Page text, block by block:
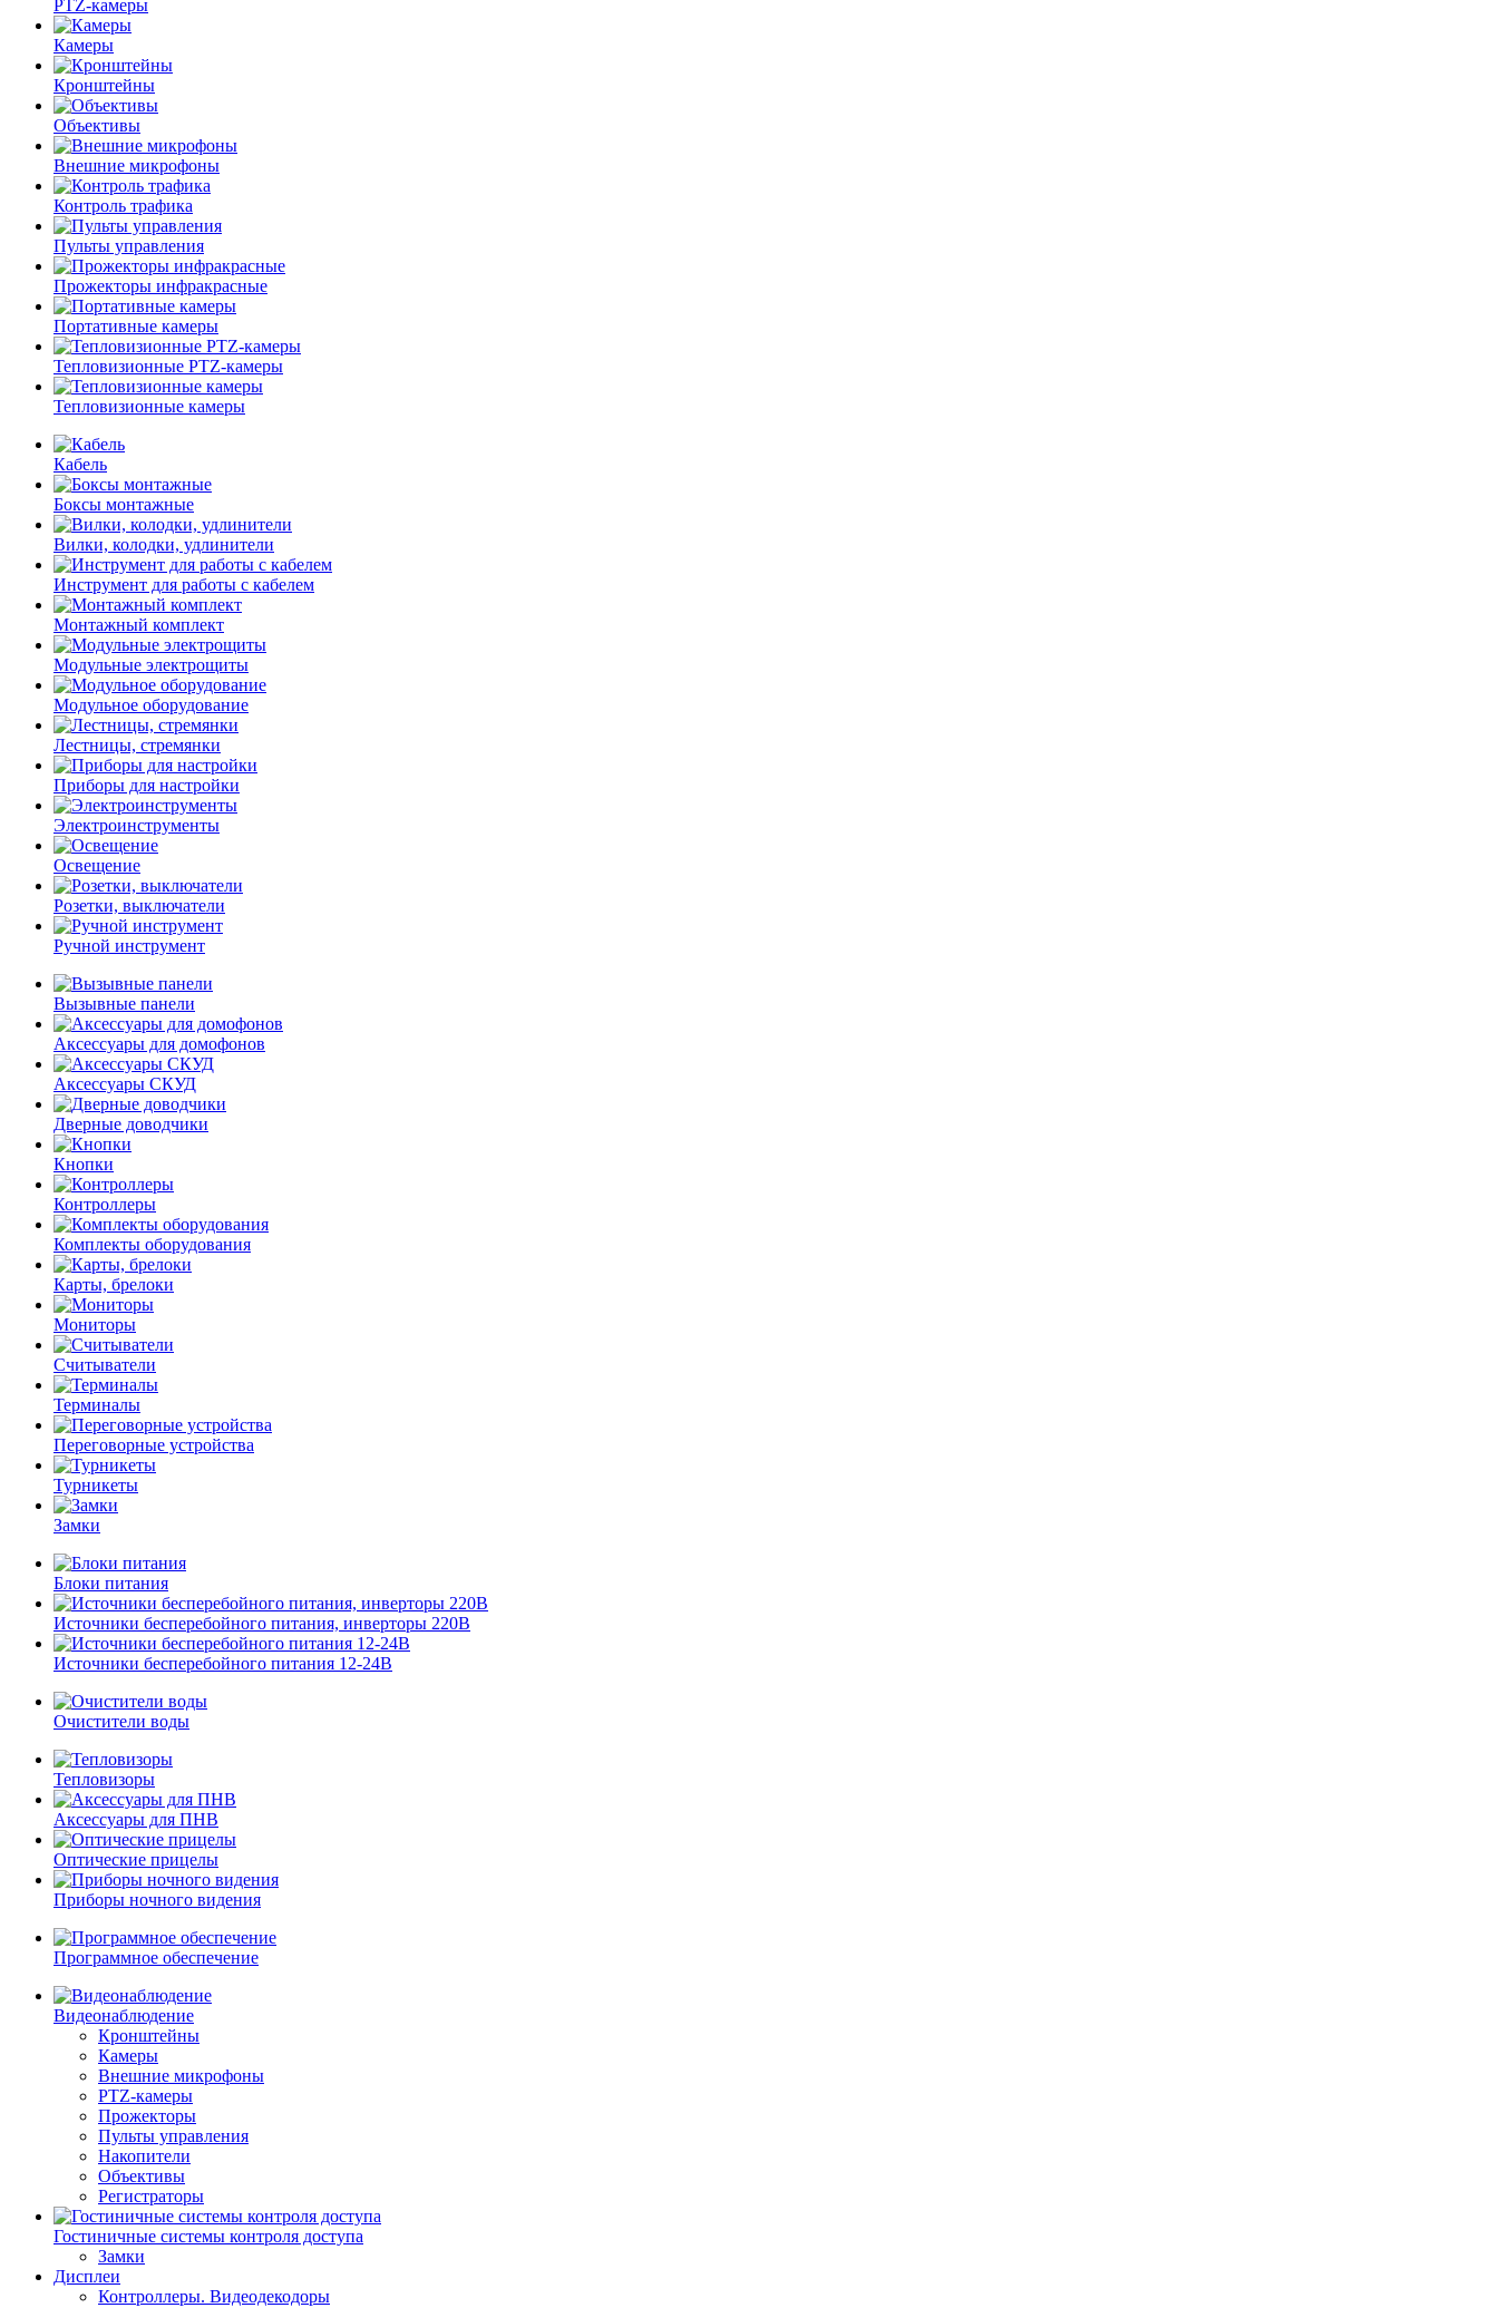
PTZ-камеры
Камеры
Кронштейны
Объективы
Внешние микрофоны
Контроль трафика
Пульты управления
Прожекторы инфракрасные
Портативные камеры
Тепловизионные PTZ-камеры
Тепловизионные камеры
Кабель
Боксы монтажные
Вилки, колодки, удлинители
Инструмент для работы с кабелем
Монтажный комплект
Модульные электрощиты
Модульное оборудование
Лестницы, стремянки
Приборы для настройки
Электроинструменты
Освещение
Розетки, выключатели
Ручной инструмент
Вызывные панели
Аксессуары для домофонов
Аксессуары СКУД
Дверные доводчики
Кнопки
Контроллеры
Комплекты оборудования
Карты, брелоки
Мониторы
Считыватели
Терминалы
Переговорные устройства
Турникеты
Замки
Блоки питания
Источники бесперебойного питания, инверторы 220В
Источники бесперебойного питания 12-24В
Очистители воды
Тепловизоры
Аксессуары для ПНВ
Оптические прицелы
Приборы ночного видения
Программное обеспечение
Видеонаблюдение
Кронштейны
Камеры
Внешние микрофоны
PTZ-камеры
Прожекторы
Пульты управления
Накопители
Объективы
Регистраторы
Гостиничные системы контроля доступа
Замки
Дисплеи
Контроллеры. Видеодекодоры